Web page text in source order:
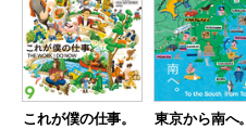
これが僕の仕事。
東京から南へ。